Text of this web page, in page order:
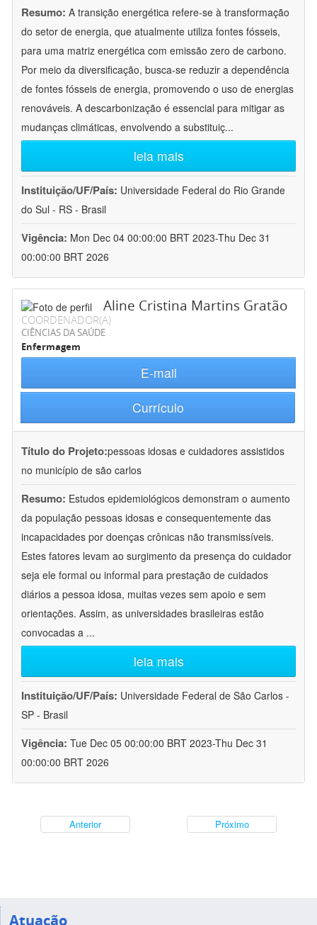
Resumo: A transição energética refere-se à transformação
do setor de energia, que atualmente utiliza fontes fósseis,
para uma matriz energética com emissão zero de carbono.
Por meio da diversificação, busca-se reduzir a dependência
de fontes fósseis de energia, promovendo o uso de energias
renováveis. A descarbonização é essencial para mitigar as
mudanças climáticas, envolvendo a substituiç...
leia mais
Instituição/UF/País: Universidade Federal do Rio Grande
do Sul - RS - Brasil
Vigência: Mon Dec 04 00:00:00 BRT 2023-Thu Dec 31
00:00:00 BRT 2026
Aline Cristina Martins Gratão
COORDENADOR(A)
CIÊNCIAS DA SAÚDE
Enfermagem
E-mail
Currículo
Título do Projeto:pessoas idosas e cuidadores assistidos
no município de são carlos
Resumo: Estudos epidemiológicos demonstram o aumento
da população pessoas idosas e consequentemente das
incapacidades por doenças crônicas não transmissíveis.
Estes fatores levam ao surgimento da presença do cuidador
seja ele formal ou informal para prestação de cuidados
diários a pessoa idosa, muitas vezes sem apoio e sem
orientações. Assim, as universidades brasileiras estão
convocadas a ...
leia mais
Instituição/UF/País: Universidade Federal de São Carlos -
SP - Brasil
Vigência: Tue Dec 05 00:00:00 BRT 2023-Thu Dec 31
00:00:00 BRT 2026
Anterior Próximo
Atuação